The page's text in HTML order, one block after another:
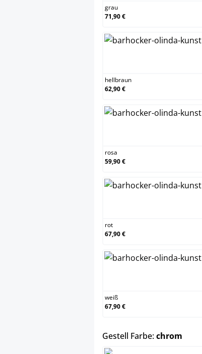
grau
71,90 €
hellbraun
62,90 €
rosa
59,90 €
rot
67,90 €
weiß
67,90 €
Gestell Farbe:chrom